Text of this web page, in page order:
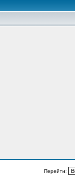
Перейти: